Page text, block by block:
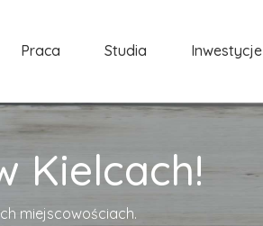
Praca Studia Inwestycje
Kielcach!
miejscowościach.